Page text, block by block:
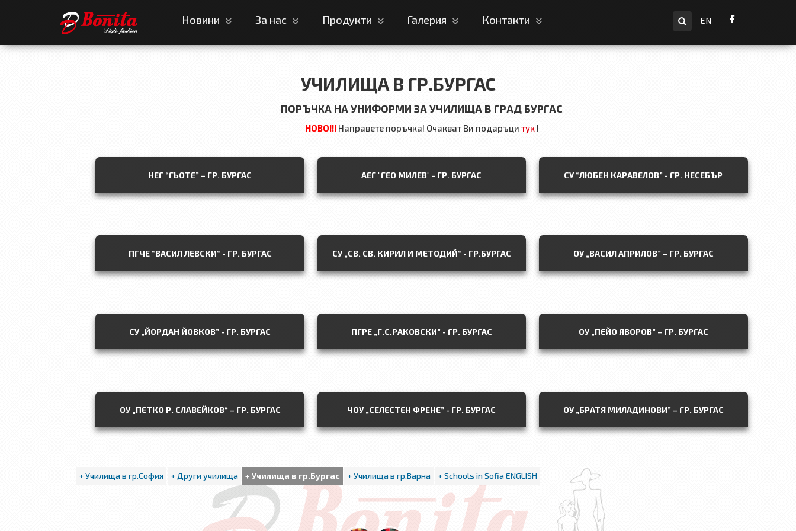
Новини За нас Продукти Галерия Контакти
EN
УЧИЛИЩА В ГР.БУРГАС
ПОРЪЧКА НА УНИФОРМИ ЗА УЧИЛИЩА В ГРАД БУРГАС
НОВО!!!Направете поръчка! Очакват Ви подаръци тук!
НЕГ “ГЬОТЕ” – ГР. БУРГАС АЕГ "ГЕО МИЛЕВ" - ГР. БУРГАС СУ “ЛЮБЕН КАРАВЕЛОВ” - ГР. НЕСЕБЪР
ПГЧЕ “ВАСИЛ ЛЕВСКИ“ - ГР. БУРГАС СУ „СВ. СВ. КИРИЛ И МЕТОДИЙ“ - ГР.БУРГАС ОУ „ВАСИЛ АПРИЛОВ” – ГР. БУРГАС
СУ „ЙОРДАН ЙОВКОВ” - ГР. БУРГАС ПГРЕ „Г.С.РАКОВСКИ” - ГР. БУРГАС ОУ „ПЕЙО ЯВОРОВ” – ГР. БУРГАС
ОУ „ПЕТКО Р. СЛАВЕЙКОВ“ – ГР. БУРГАС ЧОУ „СЕЛЕСТЕН ФРЕНЕ” - ГР. БУРГАС ОУ „БРАТЯ МИЛАДИНОВИ” – ГР. БУРГАС
+ Училища в гр.София + Други училища + Училища в гр.Бургас + Училища в гр.Варна + Schools in Sofia ENGLISH